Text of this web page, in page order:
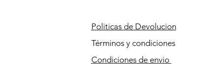
Politicas de Devolucion
Términos y condiciones
Condicionesde envio